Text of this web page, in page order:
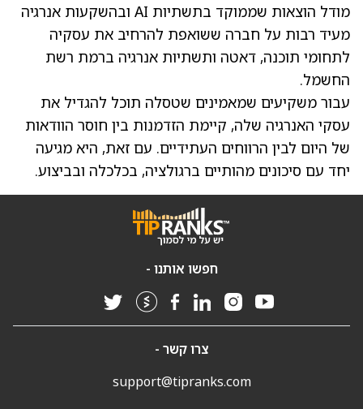
מודל הוצאות שממוקד בתשתיות AI ובהשקעות אנרגיה
מעיד רבות על חברה ששואפת להרחיב את עסקיה
לתחומי תוכנה, דאטה ותשתיות אנרגיה ברמת רשת
החשמל.
עבור משקיעים שמאמינים שטסלה תוכל להגדיל את
עסקי האנרגיה שלה, קיימת הזדמנות בין חוסר הוודאות
של היום לבין הרווחים העתידיים. עם זאת, היא מגיעה
יחד עם סיכונים מהותיים ברגולציה, בכלכלה ובביצוע.
חפשו אותנו -
צרו קשר -
support@tipranks.com